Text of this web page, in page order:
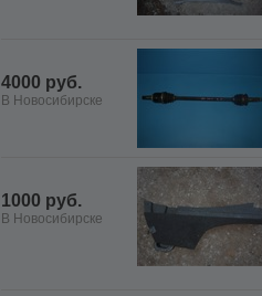
4000 руб.
В Новосибирске
1000 руб.
В Новосибирске